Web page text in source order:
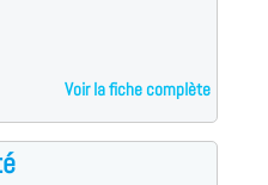
Voir la fiche complète